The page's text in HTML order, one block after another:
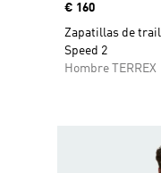
Precio
€ 160
Zapatillas de
Speed 2
Hombre TERREX